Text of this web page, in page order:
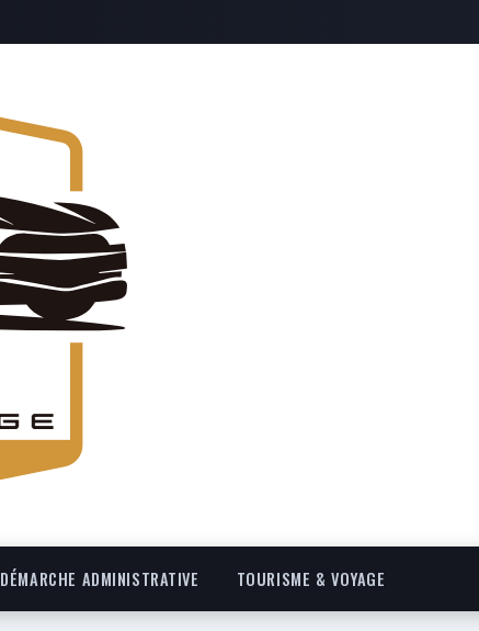
DÉMARCHE ADMINISTRATIVE TOURISME & VOYAGE